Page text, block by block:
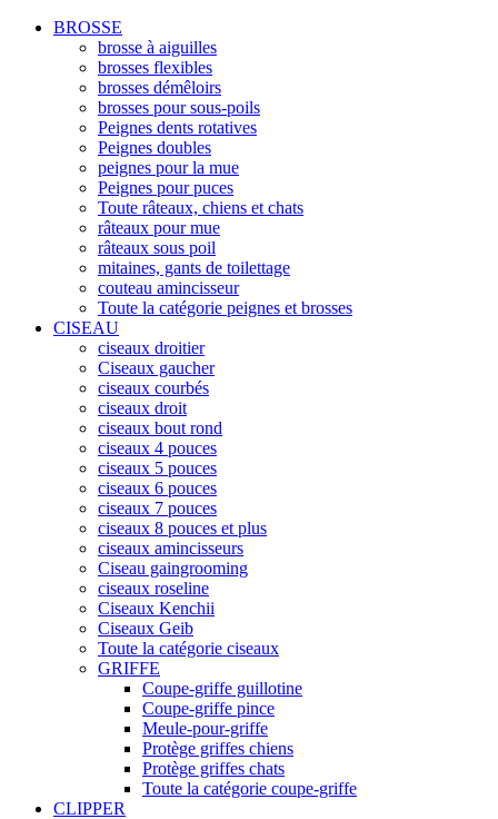
BROSSE
brosse à aiguilles
brosses flexibles
brosses démêloirs
brosses pour sous-poils
Peignes dents rotatives
Peignes doubles
peignes pour la mue
Peignes pour puces
Toute râteaux, chiens et chats
râteaux pour mue
râteaux sous poil
mitaines, gants de toilettage
couteau amincisseur
Toute la catégorie peignes et brosses
CISEAU
ciseaux droitier
Ciseaux gaucher
ciseaux courbés
ciseaux droit
ciseaux bout rond
ciseaux 4 pouces
ciseaux 5 pouces
ciseaux 6 pouces
ciseaux 7 pouces
ciseaux 8 pouces et plus
ciseaux amincisseurs
Ciseau gaingrooming
ciseaux roseline
Ciseaux Kenchii
Ciseaux Geib
Toute la catégorie ciseaux
GRIFFE
Coupe-griffe guillotine
Coupe-griffe pince
Meule-pour-griffe
Protège griffes chiens
Protège griffes chats
Toute la catégorie coupe-griffe
CLIPPER